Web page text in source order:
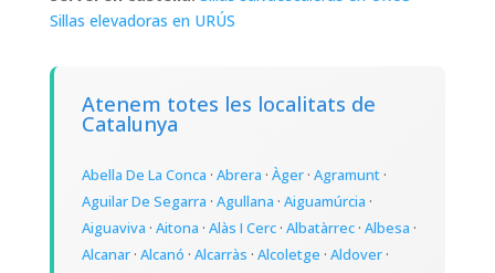
Sillas elevadoras en URÚS
Atenem totes les localitats de
Catalunya
Abella De La Conca · Abrera · Àger· Agramunt·
Aguilar De Segarra · Agullana · Aiguamúrcia ·
Aiguaviva · Aitona · Alàs I Cerc· Albatàrrec· Albesa ·
Alcanar· Alcanó · Alcarràs · Alcoletge · Aldover·